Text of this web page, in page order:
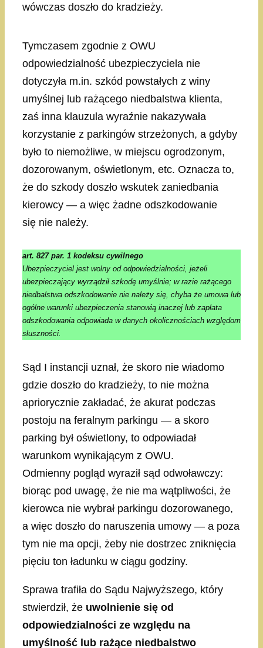
wówczas doszło do kradzieży.
Tymczasem zgodnie z OWU
odpowiedzialność ubezpieczyciela nie
dotyczyła m.in. szkód powstałych z winy
umyślnej lub rażącego niedbalstwa klienta,
zaś inna klauzula wyraźnie nakazywała
korzystanie z parkingów strzeżonych, a gdyby
było to niemożliwe, w miejscu ogrodzonym,
dozorowanym, oświetlonym, etc. Oznacza to,
że do szkody doszło wskutek zaniedbania
kierowcy — a więc żadne odszkodowanie
się nie należy.
art. 827 par. 1 kodeksu cywilnego
Ubezpieczyciel jest wolny od odpowiedzialności, jeżeli
ubezpieczający wyrządził szkodę umyślnie; w razie rażącego
niedbalstwa odszkodowanie nie należy się, chyba że umowa lub
ogólne warunki ubezpieczenia stanowią inaczej lub zapłata
odszkodowania odpowiada w danych okolicznościach względom
słuszności.
Sąd I instancji uznał, że skoro nie wiadomo
gdzie doszło do kradzieży, to nie można
apriorycznie zakładać, że akurat podczas
postoju na feralnym parkingu — a skoro
parking był oświetlony, to odpowiadał
warunkom wynikającym z OWU.
Odmienny pogląd wyraził sąd odwoławczy:
biorąc pod uwagę, że nie ma wątpliwości, że
kierowca nie wybrał parkingu dozorowanego,
a więc doszło do naruszenia umowy — a poza
tym nie ma opcji, żeby nie dostrzec zniknięcia
pięciu ton ładunku w ciągu godziny.
Sprawa trafiła do Sądu Najwyższego, który
stwierdził, że uwolnienie się od
odpowiedzialności ze względu na
umyślność lub rażące niedbalstwo